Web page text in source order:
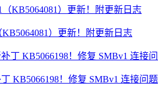
KB5064081）更新！附更新日志
KB5066198！修复 SMBv1 连接问题